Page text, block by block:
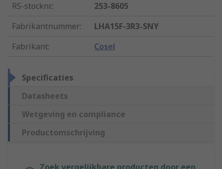
RS-stocknr.:
253-8605
Fabrikantnummer:
LHA15F-3R3-SNY
Fabrikant: Cosel
Specificaties
Datasheets
Wetgeving en compliance
Productomschrijving